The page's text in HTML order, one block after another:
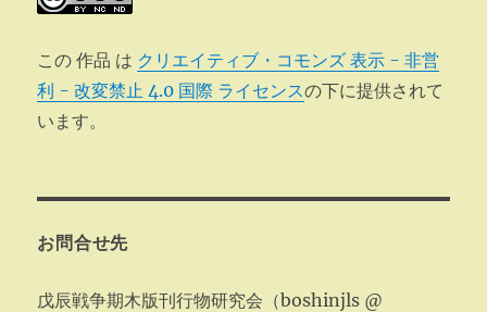
この 作品 は クリエイティブ・コモンズ 表示 - 非営
利 - 改変禁止 4.0 国際 ライセンスの下に提供されて
います。
お問合せ先
戊辰戦争期木版刊行物研究会（boshinjls @